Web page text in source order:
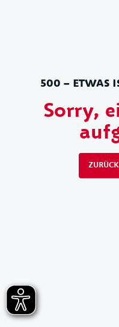
500 – ETWAS
Sorry,